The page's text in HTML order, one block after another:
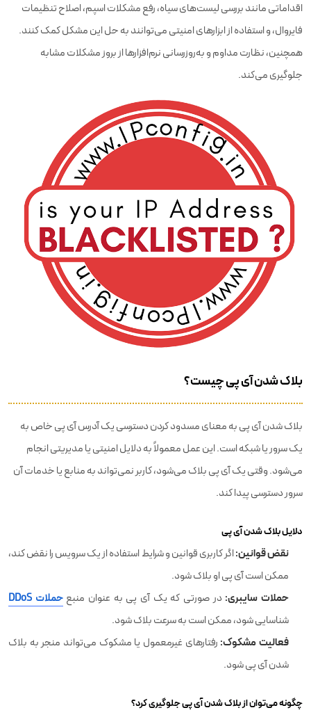
اقداماتی مانند بررسی لیست‌های سیاه، رفع مشکلات اسپم، اصلاح تنظیمات
فایروال، و استفاده از ابزارهای امنیتی می‌توانند به حل این مشکل کمک کنند.
همچنین، نظارت مداوم و به‌روزرسانی نرم‌افزارها از بروز مشکلات مشابه
جلوگیری می‌کند.
بلاک شدن آی پی چیست؟
بلاک شدن آی پی به معنای مسدود کردن دسترسی یک آدرس آی پی خاص به
یک سرور یا شبکه است. این عمل معمولاً به دلایل امنیتی یا مدیریتی انجام
می‌شود. وقتی یک آی پی بلاک می‌شود، کاربر نمی‌تواند به منابع یا خدمات آن
سرور دسترسی پیدا کند.
دلایل بلاک شدن آی پی
نقض قوانین:اگر کاربری قوانین و شرایط استفاده از یک سرویس را نقض کند،
ممکن است آی پی او بلاک شود.
حملات سایبری: در صورتی که یک آی پی به عنوان منبعحملات DDoS
شناسایی شود، ممکن است به سرعت بلاک شود.
فعالیت مشکوک: رفتارهای غیرمعمول یا مشکوک می‌تواند منجر به بلاک
شدن آی پی شود.
چگونه می‌توان از بلاک شدن آی پی جلوگیری کرد؟